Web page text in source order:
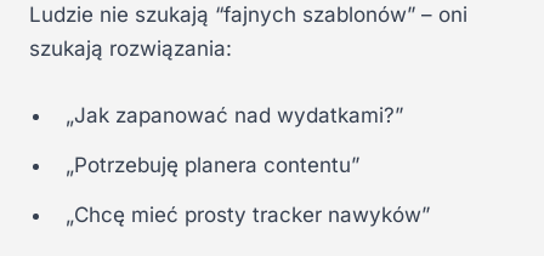
Ludzie nie szukają “fajnych szablonów” – oni
szukają rozwiązania:
„Jak zapanować nad wydatkami?”
„Potrzebuję planera contentu”
„Chcę mieć prosty tracker nawyków”